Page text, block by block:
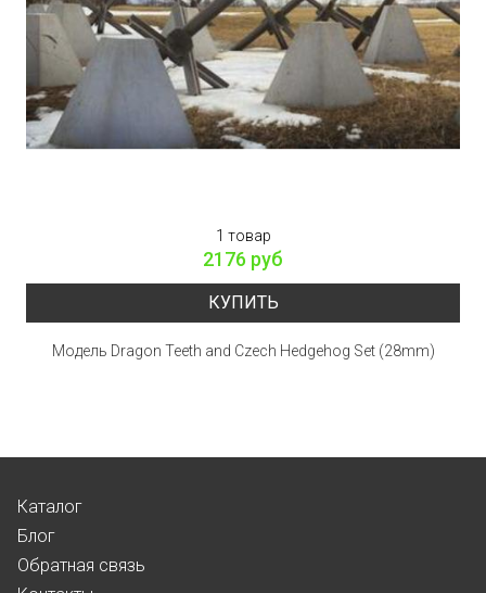
1 товар
2176 руб
КУПИТЬ
Модель Dragon Teeth and Czech Hedgehog Set (28mm)
Каталог
Блог
Обратная связь